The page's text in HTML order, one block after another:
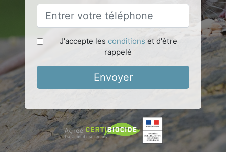
J'accepte les conditions et d'être
rappelé
Envoyer